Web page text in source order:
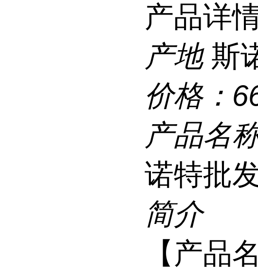
产品详
产地 斯
价格：
产品名
诺特批
简介
【产品